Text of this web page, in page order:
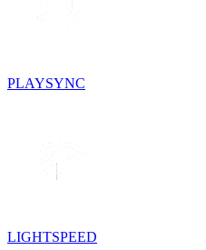
PLAYSYNC
LIGHTSPEED